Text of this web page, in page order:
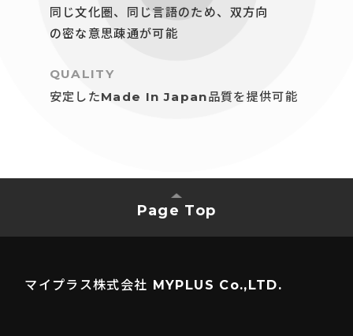
同じ文化圏、同じ言語のため、双方向
の密な意思疎通が可能
QUALITY
安定したMade In Japan品質を提供可能
Page Top
マイプラス株式会社 MYPLUS Co.,LTD.